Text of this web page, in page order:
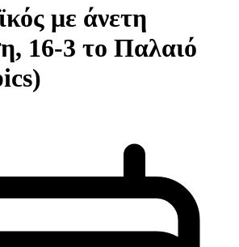
με άνετη
16-3 το Παλαιό